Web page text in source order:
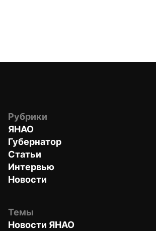
Рубрики
ЯНАО
Губернатор
Статьи
Интервью
Новости
Темы
Новости ЯНАО